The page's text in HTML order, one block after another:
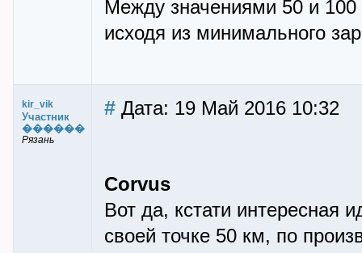
Между значениями 50 и
исходя из минимального
kir_vik
Участник
������
Рязань
# Дата: 19 Май 2016 10:32
Corvus
Вот да, кстати интересная
своей точке 50 км, по